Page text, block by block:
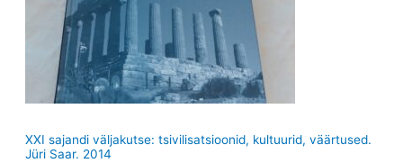
XXI sajandi väljakutse: tsivilisatsioonid, kultuurid, väärtused.
Jüri Saar. 2014